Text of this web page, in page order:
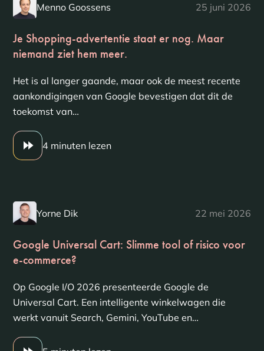
Menno Goossens 25 juni 2026
Je Shopping-advertentie staat er nog. Maar
niemand ziet hem meer.
Het is al langer gaande, maar ook de meest recente
aankondigingen van Google bevestigen dat dit de
toekomst van…
4 minuten lezen
Yorne Dik 22 mei 2026
Google Universal Cart: Slimme tool of risico voor
e-commerce?
Op Google I/O 2026 presenteerde Google de
Universal Cart. Een intelligente winkelwagen die
werkt vanuit Search, Gemini, YouTube en…